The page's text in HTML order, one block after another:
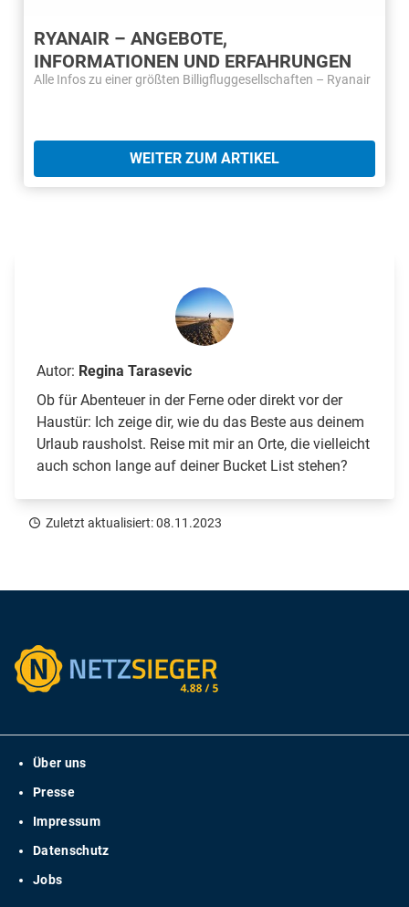
RYANAIR – ANGEBOTE,
INFORMATIONEN UND ERFAHRUNGEN
Alle Infos zu einer größten Billigfluggesellschaften – Ryanair
WEITER ZUM ARTIKEL
Autor: Regina Tarasevic
Ob für Abenteuer in der Ferne oder direkt vor der
Haustür: Ich zeige dir, wie du das Beste aus deinem
Urlaub rausholst. Reise mit mir an Orte, die vielleicht
auch schon lange auf deiner Bucket List stehen?
Zuletzt aktualisiert: 08.11.2023
Über uns
Presse
Impressum
Datenschutz
Jobs